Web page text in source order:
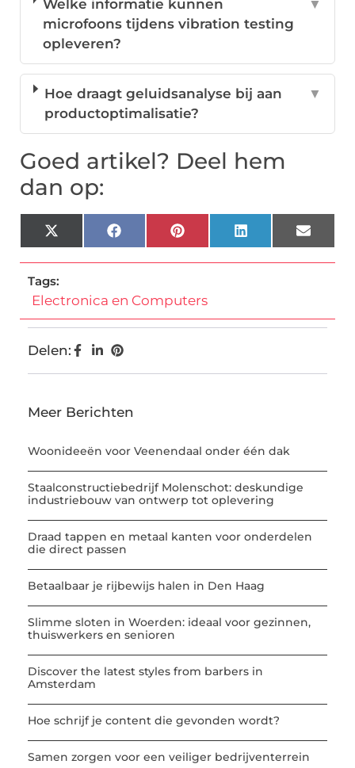
Welke informatie kunnen
microfoons tijdens vibration testing
opleveren?
▼
Hoe draagt geluidsanalyse bij aan
productoptimalisatie?
▼
Goed artikel? Deel hem
dan op:
X
(Twitter)
FacebookPinterestLinkedInEmail
Tags:
Electronica en Computers
Delen:
Meer Berichten
Woonideeën voor Veenendaal onder één dak
Staalconstructiebedrijf Molenschot: deskundige
industriebouw van ontwerp tot oplevering
Draad tappen en metaal kanten voor onderdelen
die direct passen
Betaalbaar je rijbewijs halen in Den Haag
Slimme sloten in Woerden: ideaal voor gezinnen,
thuiswerkers en senioren
Discover the latest styles from barbers in
Amsterdam
Hoe schrijf je content die gevonden wordt?
Samen zorgen voor een veiliger bedrijventerrein